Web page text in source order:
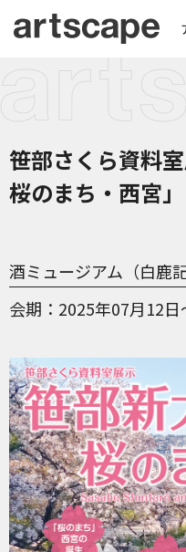
笹部さくら資料
桜のまち・西宮」
酒ミュージアム（白鹿
会期
2025年07月12